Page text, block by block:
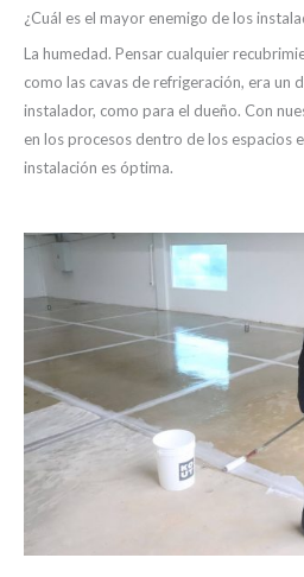
¿Cuál es el mayor enemigo de los
La humedad. Pensar cualquier
como las cavas de refrigeración, era un
instalador, como para el dueño. Con
en los procesos dentro de los espacios
instalación es óptima.